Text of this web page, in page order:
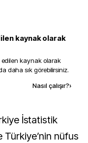
kaynak olarak
edilen kaynak olarak
daha sık görebilirsiniz.
Nasıl çalışır?›
Türkiye’nin nüfus